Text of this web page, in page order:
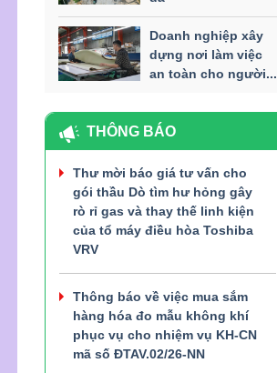
Doanh nghiệp xây
dựng nơi làm việc
an toàn cho người...
THÔNG BÁO
Thư mời báo giá tư vấn cho
gói thầu Dò tìm hư hỏng gây
rò rỉ gas và thay thế linh kiện
của tổ máy điều hòa Toshiba
VRV
Thông báo về việc mua sắm
hàng hóa đo mẫu không khí
phục vụ cho nhiệm vụ KH-CN
mã số ĐTAV.02/26-NN